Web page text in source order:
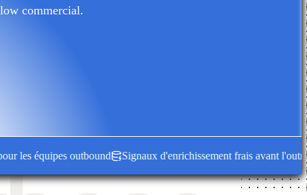
commercial.
équipes outbound Signaux d'enrichissement frais avant l'outreach